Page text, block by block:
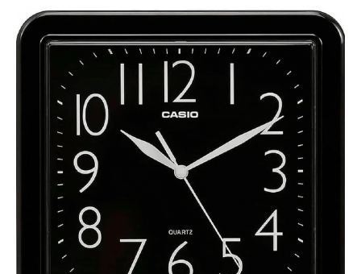
Преминете
към
края
галерията
изображенията